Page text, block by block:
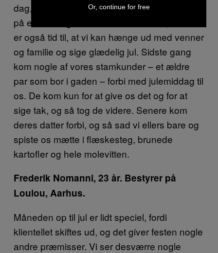
dag, og det føles lidt ligesom at have åbent
på en søndag. Vi åbner ikke før kl 20, så der
er også tid til, at vi kan hænge ud med venner
og familie og sige glædelig jul. Sidste gang
kom nogle af vores stamkunder – et ældre
par som bor i gaden – forbi med julemiddag til
os. De kom kun for at give os det og for at
sige tak, og så tog de videre. Senere kom
deres datter forbi, og så sad vi ellers bare og
spiste os mætte i flæskesteg, brunede
kartofler og hele molevitten.
Frederik Nomanni, 23 år. Bestyrer på
Loulou, Aarhus.
Måneden op til jul er lidt speciel, fordi
klientellet skiftes ud, og det giver festen nogle
andre præmisser. Vi ser desværre nogle
Or, continue for free